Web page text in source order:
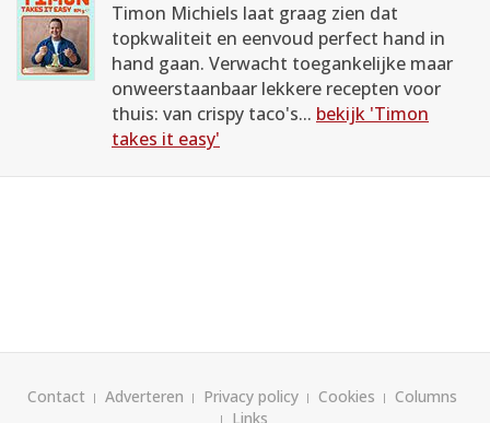
Timon Michiels laat graag zien dat
topkwaliteit en eenvoud perfect hand in
hand gaan. Verwacht toegankelijke maar
onweerstaanbaar lekkere recepten voor
thuis: van crispy taco's... bekijk 'Timon
takes it easy'
Contact Adverteren Privacy policy Cookies
Columns
Links